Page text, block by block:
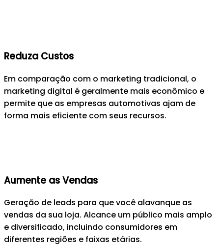
Reduza Custos
Em comparação com o marketing tradicional, o
marketing digital é geralmente mais econômico e
permite que as empresas automotivas ajam de
forma mais eficiente com seus recursos.
Aumente as Vendas
Geração de leads para que você alavanque as
vendas da sua loja. Alcance um público mais amplo
e diversificado, incluindo consumidores em
diferentes regiões e faixas etárias.